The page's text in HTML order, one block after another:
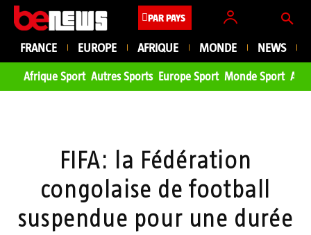
PAR PAYS
FRANCE EUROPE AFRIQUE MONDE NEWS
Afrique Sport Autres Sports Europe Sport Monde Sport
FIFA: la Fédération
congolaise de football
suspendue pour une durée